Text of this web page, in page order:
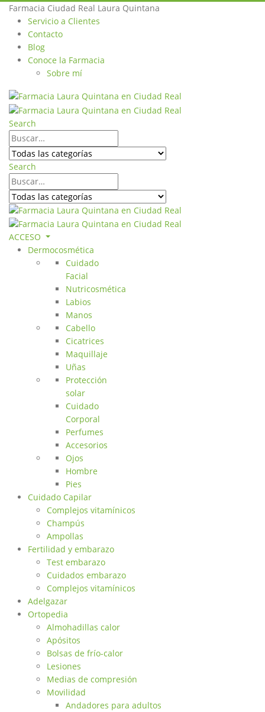
Farmacia Ciudad Real Laura Quintana
Servicio a Clientes
Contacto
Blog
Conoce la Farmacia
Sobre mí
Search
Search
ACCESO
Dermocosmética
Cuidado
Facial
Nutricosmética
Labios
Manos
Cabello
Cicatrices
Maquillaje
Uñas
Protección
solar
Cuidado
Corporal
Perfumes
Accesorios
Ojos
Hombre
Pies
Cuidado Capilar
Complejos vitamínicos
Champús
Ampollas
Fertilidad y embarazo
Test embarazo
Cuidados embarazo
Complejos vitamínicos
Adelgazar
Ortopedia
Almohadillas calor
Apósitos
Bolsas de frío-calor
Lesiones
Medias de compresión
Movilidad
Andadores para adultos